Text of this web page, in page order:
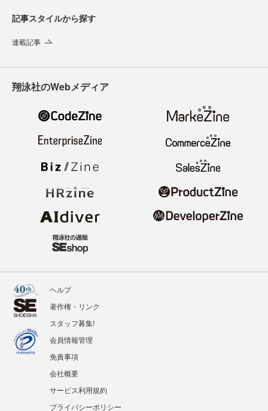
記事スタイルから探す
連載記事
翔泳社のWebメディア
ヘルプ
著作権・リンク
スタッフ募集!
会員情報管理
免責事項
会社概要
サービス利用規約
プライバシーポリシー